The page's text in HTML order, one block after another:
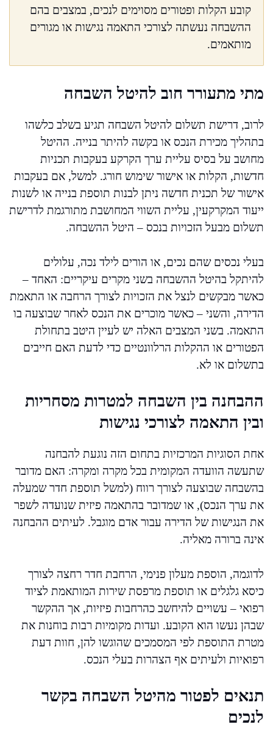
קובע הקלות ופטורים מסוימים לנכים, במצבים בהם
ההשבחה נעשתה לצורכי התאמה נגישות או מגורים
מותאמים.
מתי מתעורר חוב להיטל השבחה
לרוב, דרישת תשלום להיטל השבחה תגיע בשלב כלשהו
בתהליך מכירת הנכס או בקשה להיתר בנייה. ההיטל
מחושב על בסיס עליית ערך הקרקע בעקבות תכניות
חדשות, הקלות או אישור שימוש חורג. למשל, אם בעקבות
אישור של תכנית חדשה ניתן לבנות תוספת בנייה או לשנות
ייעוד המקרקעין, עליית השווי המחושבת מתורגמת לדרישת
תשלום מבעל הזכויות בנכס – היטל ההשבחה.
בעלי נכסים שהם נכים, או הורים לילד נכה, עלולים
להיתקל בהיטל ההשבחה בשני מקרים עיקריים: האחד –
כאשר מבקשים לנצל את הזכויות לצורך הרחבה או התאמת
הדירה, והשני – כאשר מוכרים את הנכס לאחר שבוצעה בו
התאמה. בשני המצבים האלה יש לעיין היטב בתחולת
הפטורים או ההקלות הרלוונטיים כדי לדעת האם חייבים
בתשלום או לא.
ההבחנה בין השבחה למטרות מסחריות
ובין התאמה לצורכי נגישות
אחת הסוגיות המרכזיות בתחום הזה נוגעת להבחנה
שתעשה הוועדה המקומית בכל מקרה ומקרה: האם מדובר
בהשבחה שבוצעה לצורך רווח (למשל תוספת חדר שמעלה
את ערך הנכס), או שמדובר בהתאמה פיזית שנועדה לשפר
את הנגישות של הדירה עבור אדם מוגבל. לעיתים ההבחנה
אינה ברורה מאליה.
לדוגמה, הוספת מעלון פנימי, הרחבת חדר רחצה לצורך
כיסא גלגלים או תוספת מרפסת שירות המותאמת לציוד
רפואי – עשויים להיחשב כהרחבות פיזיות, אך ההקשר
שבהן נעשו הוא הקובע. ועדות מקומיות רבות בוחנות את
מטרת התוספת לפי המסמכים שהוגשו להן, חוות דעת
רפואיות ולעיתים אף הצהרות בעלי הנכס.
תנאים לפטור מהיטל השבחה בקשר
לנכים